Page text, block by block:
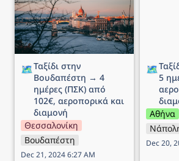
102€, αεροπορικά και
διαμονή
🗺️Ταξίδι στην
Βουδαπέστη → 4
ημέρες (ΠΣΚ) από
102€, αεροπορικά και
διαμονή
Θεσσαλονίκη
Βουδαπέστη
Dec 21, 2024 6:27 AM
🗺️
5
Αθήνα
Dec 20,